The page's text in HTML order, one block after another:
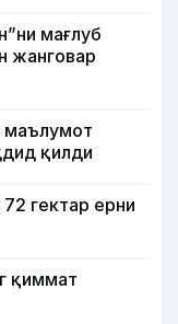
мағлуб
жанговар
қилди
гектар ерни
қиммат